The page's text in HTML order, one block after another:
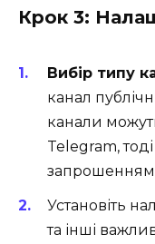
Крок 3:
Вибір типу
канал
канали
Telegram,
Установіть
та інші